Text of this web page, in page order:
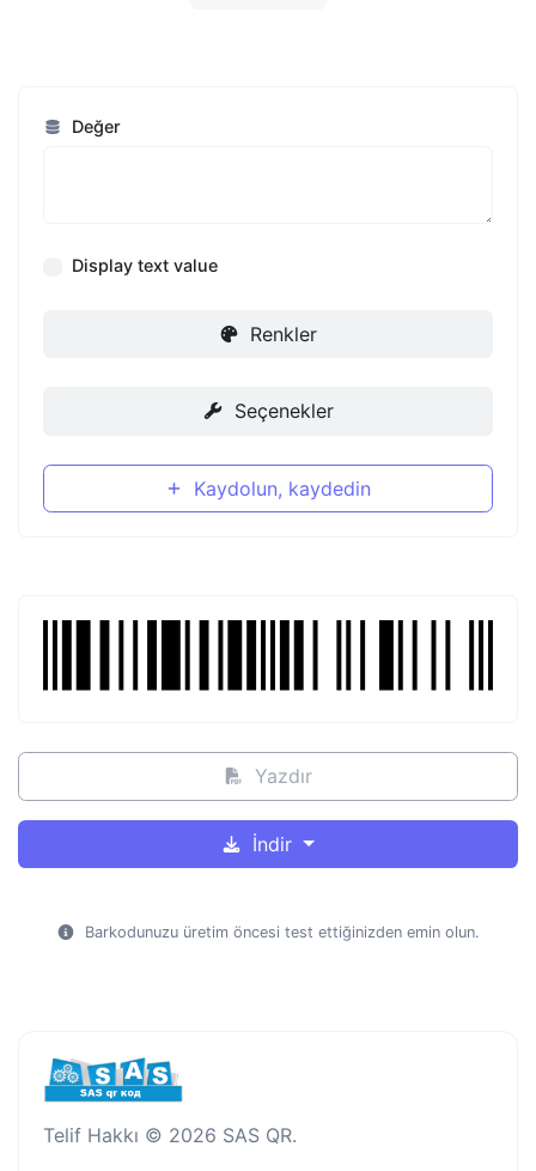
Değer
Display text value
Renkler
Seçenekler
Kaydolun, kaydedin
Yazdır
İndir
Barkodunuzu üretim öncesi test ettiğinizden emin olun.
Telif Hakkı © 2026 SAS QR.